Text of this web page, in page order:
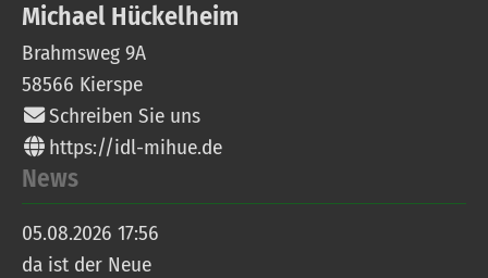
Michael Hückelheim
Brahmsweg 9A
58566 Kierspe
Schreiben Sie uns
https://idl-mihue.de
News
05.08.2026 17:56
da ist der Neue